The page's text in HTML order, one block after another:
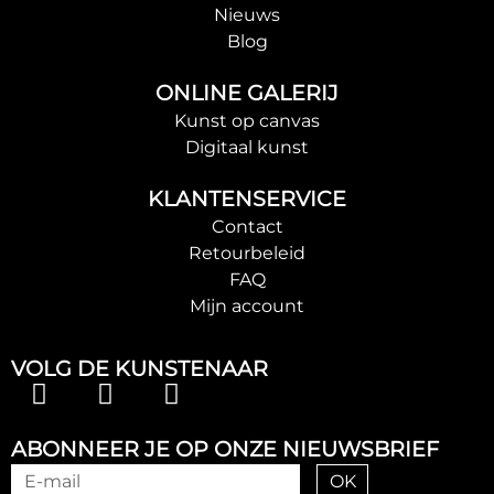
Nieuws
Blog
ONLINE GALERIJ
Kunst op canvas
Digitaal kunst
KLANTENSERVICE
Contact
Retourbeleid
FAQ
Mijn account
VOLG DE KUNSTENAAR
ABONNEER JE OP ONZE NIEUWSBRIEF
OK